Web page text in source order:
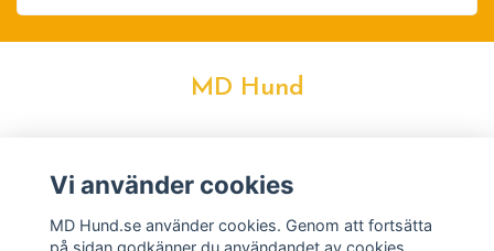
MD Hund
Vi använder cookies
MD Hund.se använder cookies. Genom att fortsätta
på sidan godkänner du användandet av cookies.